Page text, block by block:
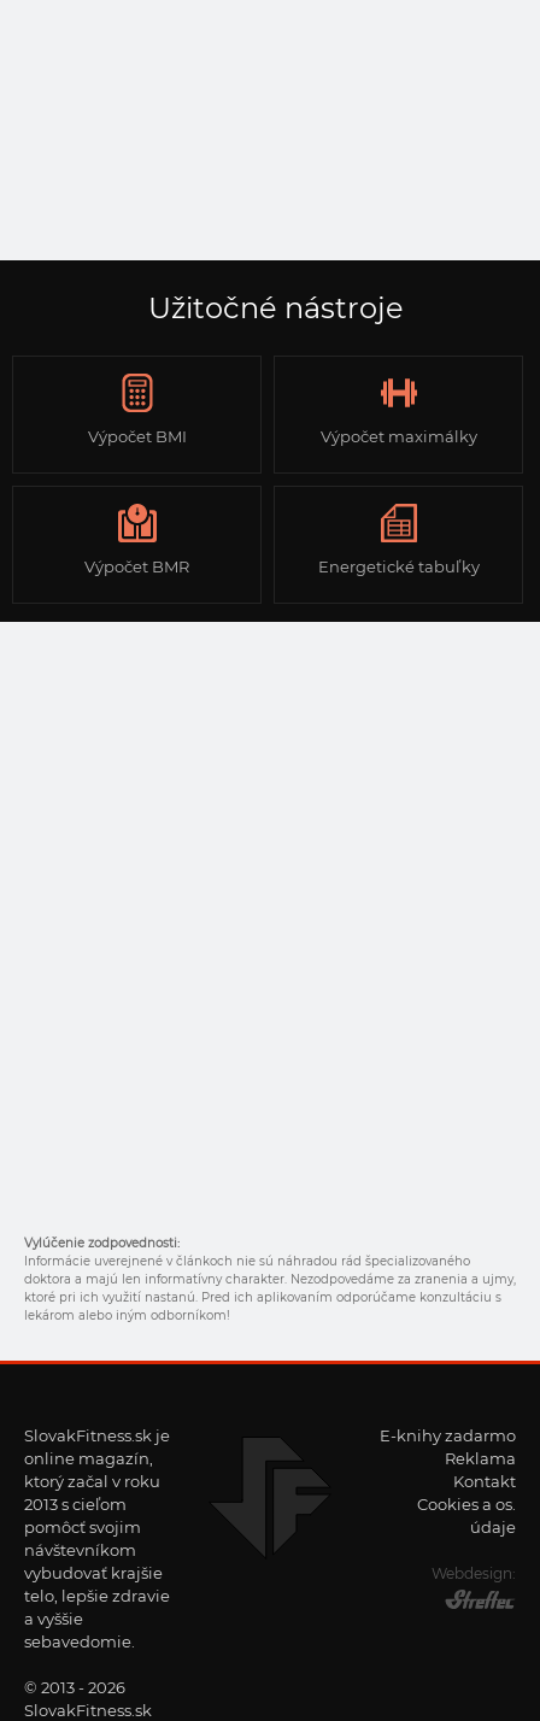
Užitočné nástroje
Výpočet BMI Výpočet maximálky
Výpočet BMR Energetické tabuľky
Vylúčenie zodpovednosti:
Informácie uverejnené v článkoch nie sú náhradou rád špecializovaného
doktora a majú len informatívny charakter. Nezodpovedáme za zranenia a ujmy,
ktoré pri ich využití nastanú. Pred ich aplikovaním odporúčame konzultáciu s
lekárom alebo iným odborníkom!
SlovakFitness.sk je
online magazín,
ktorý začal v roku
2013 s cieľom
pomôcť svojim
návštevníkom
vybudovať krajšie
telo, lepšie zdravie
a vyššie
sebavedomie.
© 2013 - 2026
SlovakFitness.sk
E-knihy zadarmo
Reklama
Kontakt
Cookies a os.
údaje
Webdesign: